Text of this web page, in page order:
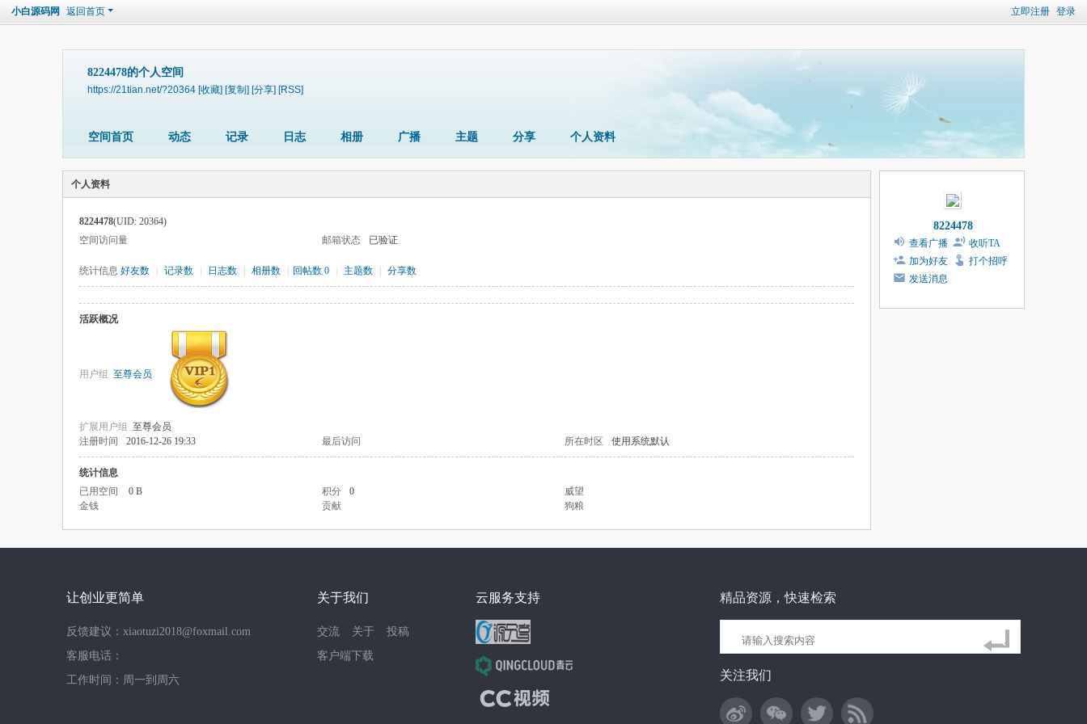
立即注册 登录
小白源码网 返回首页
8224478的个人空间
https://21tian.net/?20364 [收藏] [复制] [分享] [RSS]
空间首页 动态 记录 日志 相册 广播 主题 分享 个人资料
个人资料
8224478(UID: 20364)
空间访问量
邮箱状态 已验证
统计信息 好友数 记录数 日志数 相册数 回帖数 0 主题数 分享数
活跃概况
用户组 至尊会员
扩展用户组 至尊会员
注册时间
2016-12-26 19:33 最后访问 所在时区 使用系统默认
统计信息
已用空间
0 B 积分 0
威望
金钱
贡献 狗粮
8224478
查看广播
收听TA
加为好友
打个招呼
发送消息
让创业更简单
反馈建议：xiaotuzi2018@foxmail.com
客服电话：
工作时间：周一到周六
关于我们
交流 关于
投稿
客户端下载
云服务支持 精品资源，快速检索
关注我们